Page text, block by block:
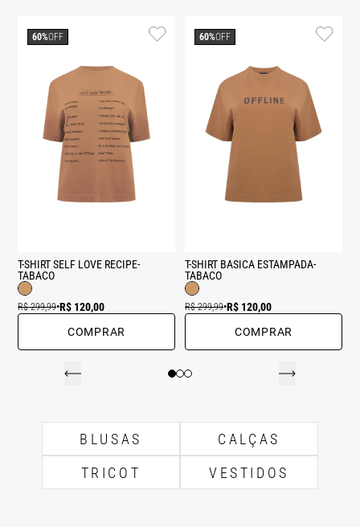
T-SHIRT SELF LOVE RECIPE-
TABACO
R$ 299,99•R$ 120,00
60%OFF
COMPRAR
T-SHIRT BASICA ESTAMPADA-
TABACO
R$ 299,99•R$ 120,00
60%OFF
COMPRAR
BLUSAS
CALÇAS
TRICOT
VESTIDOS